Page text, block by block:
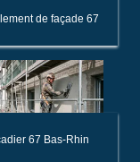
de façade 67
67 Bas-Rhin